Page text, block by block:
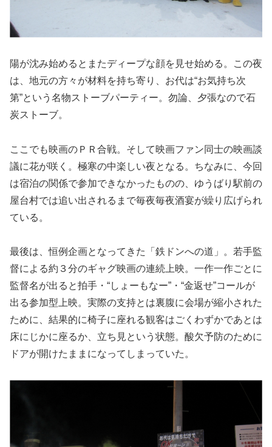
陽が沈み始めるとまたディープな顔を見せ始める。この夜
は、地元の方々が材料を持ち寄り、お代は“お気持ち次
第”という名物ストーブパーティー。勿論、夕張なので石
炭ストーブ。
ここでも映画のＰＲ合戦。そして映画ファン同士の映画談
議に花が咲く。極寒の中楽しい夜となる。ちなみに、今回
は宿泊の関係で参加できなかったものの、ゆうばり駅前の
屋台村では追い出されるまで毎夜毎夜酒宴が繰り広げられ
ている。
最後は、恒例企画となってきた「鉄ドンへの道」。若手監
督による約３分のギャグ映画の連続上映。一作一作ごとに
監督名が出ると拍手・“しょーもなー”・“金返せ”コールが
出る参加型上映。実際の支持とは裏腹に会場が縮小された
ために、結果的に椅子に座れる観客はごくわずかであとは
床にじかに座るか、立ち見という状態。酸欠予防のために
ドアが開けたままになってしまっていた。